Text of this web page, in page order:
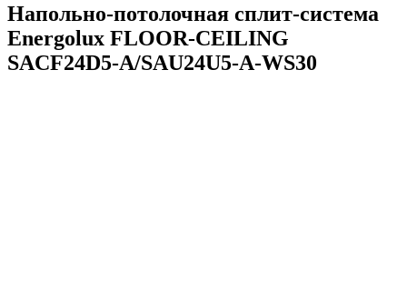
Напольно-потолочная сплит-система
Energolux FLOOR-CEILING
SACF24D5-A/SAU24U5-A-WS30